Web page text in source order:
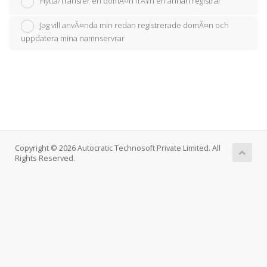
Jag vill anvÃ¤nda min redan registrerade domÃ¤n och
uppdatera mina namnservrar
Copyright © 2026 Autocratic Technosoft Private Limited. All
Rights Reserved.